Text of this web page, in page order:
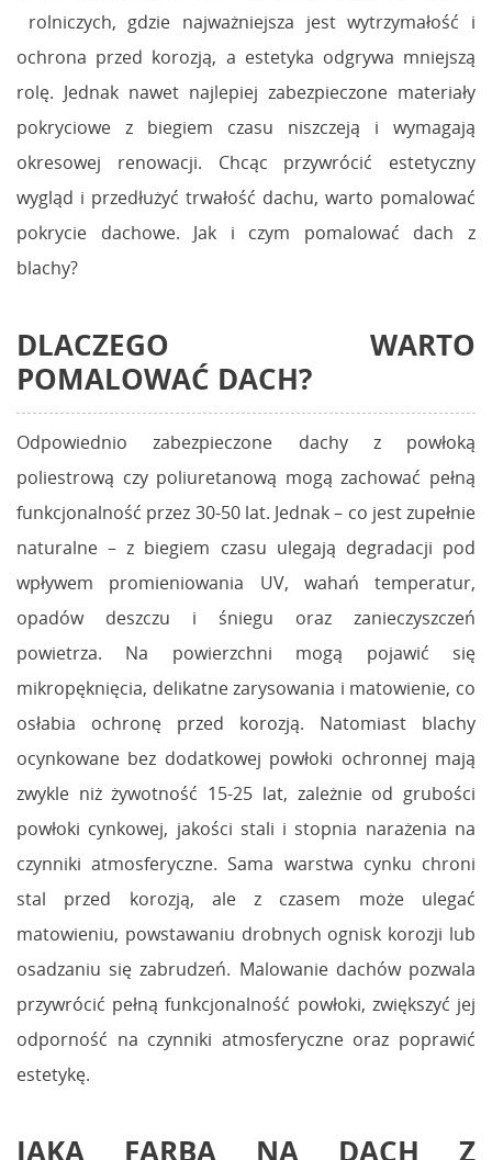
rolniczych, gdzie najważniejsza jest wytrzymałość i
ochrona przed korozją, a estetyka odgrywa mniejszą
rolę. Jednak nawet najlepiej zabezpieczone materiały
pokryciowe z biegiem czasu niszczeją i wymagają
okresowej renowacji. Chcąc przywrócić estetyczny
wygląd i przedłużyć trwałość dachu, warto pomalować
pokrycie dachowe. Jak i czym pomalować dach z
blachy?
DLACZEGO WARTO
POMALOWAĆ DACH?
Odpowiednio zabezpieczone dachy z powłoką
poliestrową czy poliuretanową mogą zachować pełną
funkcjonalność przez 30-50 lat. Jednak – co jest zupełnie
naturalne – z biegiem czasu ulegają degradacji pod
wpływem promieniowania UV, wahań temperatur,
opadów deszczu i śniegu oraz zanieczyszczeń
powietrza. Na powierzchni mogą pojawić się
mikropęknięcia, delikatne zarysowania i matowienie, co
osłabia ochronę przed korozją. Natomiast blachy
ocynkowane bez dodatkowej powłoki ochronnej mają
zwykle niż żywotność 15-25 lat, zależnie od grubości
powłoki cynkowej, jakości stali i stopnia narażenia na
czynniki atmosferyczne. Sama warstwa cynku chroni
stal przed korozją, ale z czasem może ulegać
matowieniu, powstawaniu drobnych ognisk korozji lub
osadzaniu się zabrudzeń. Malowanie dachów pozwala
przywrócić pełną funkcjonalność powłoki, zwiększyć jej
odporność na czynniki atmosferyczne oraz poprawić
estetykę.
JAKA FARBA NA DACH Z